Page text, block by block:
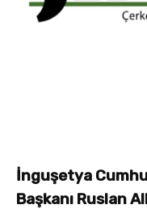
İnguşetya
Başkanı Ruslan